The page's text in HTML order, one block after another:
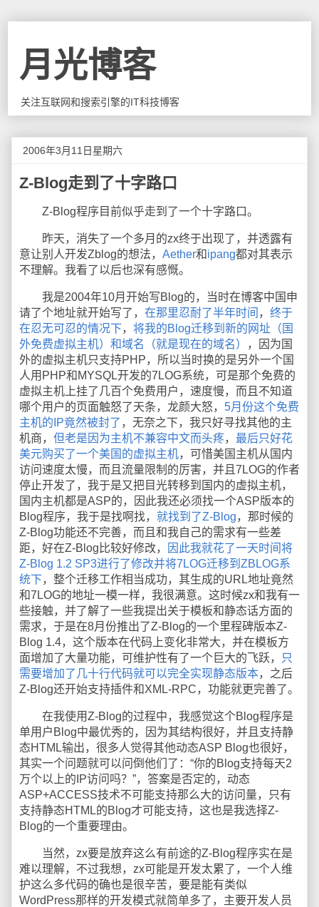
月光博客
关注互联网和搜索引擎的IT科技博客
2006年3月11日星期六
Z-Blog走到了十字路口
Z-Blog程序目前似乎走到了一个十字路口。
昨天，消失了一个多月的zx终于出现了，并透露有
意让别人开发Zblog的想法， Aether和ipang都对其表示
不理解。我看了以后也深有感慨。
我是2004年10月开始写Blog的，当时在博客中国申
请了个地址就开始写了， 在那里忍耐了半年时间 ， 终于
在忍无可忍的情况下， 将我的Blog迁移到新的网址（国
外免费虚拟主机）和域名（就是现在的域名）
，因为国
外的虚拟主机只支持PHP，所以当时换的是另外一个国
人用PHP和MYSQL开发的7LOG系统，可是那个免费的
虚拟主机上挂了几百个免费用户，速度慢，而且不知道
哪个用户的页面触怒了天条，龙颜大怒， 5月份这个免费
主机的IP竟然被封了 ，无奈之下，我只好寻找其他的主
机商， 但老是因为主机不兼容中文而头疼， 最后只好花
美元购买了一个美国的虚拟主机，可惜美国主机从国内
访问速度太慢，而且流量限制的厉害，并且7LOG的作者
停止开发了，我于是又把目光转移到国内的虚拟主机，
国内主机都是ASP的，因此我还必须找一个ASP版本的
Blog程序，我于是找啊找， 就找到了Z-Blog，那时候的
Z-Blog功能还不完善，而且和我自己的需求有一些差
距，好在Z-Blog比较好修改，
因此我就花了一天时间将
Z-Blog 1.2 SP3进行了修改并将7LOG迁移到ZBLOG系
统下，整个迁移工作相当成功，其生成的URL地址竟然
和7LOG的地址一模一样，我很满意。这时候zx和我有一
些接触，并了解了一些我提出关于模板和静态话方面的
需求，于是在8月份推出了Z-Blog的一个里程碑版本Z-
Blog 1.4，这个版本在代码上变化非常大，并在模板方
面增加了大量功能，可维护性有了一个巨大的飞跃，
只
需要增加了几十行代码就可以完全实现静态版本，之后
Z-Blog还开始支持插件和XML-RPC，功能就更完善了。
在我使用Z-Blog的过程中，我感觉这个Blog程序是
单用户Blog中最优秀的，因为其结构很好，并且支持静
态HTML输出，很多人觉得其他动态ASP Blog也很好，
其实一个问题就可以问倒他们了：“你的Blog支持每天2
万个以上的IP访问吗？”，答案是否定的，动态
ASP+ACCESS技术不可能支持那么大的访问量，只有
支持静态HTML的Blog才可能支持，这也是我选择Z-
Blog的一个重要理由。
当然，zx要是放弃这么有前途的Z-Blog程序实在是
难以理解，不过我想，zx可能是开发太累了，一个人维
护这么多代码的确也是很辛苦，要是能有类似
WordPress那样的开发模式就简单多了，主要开发人员